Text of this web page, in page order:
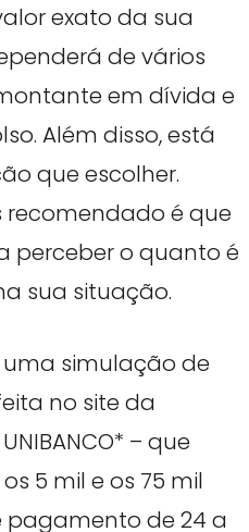
exato da sua
de vários
em dívida e
Além disso, está
que escolher.
recomendado é que
perceber o quanto é
sua situação.
simulação de
no site da
– que
5 mil e os 75 mil
pagamento de 24 a